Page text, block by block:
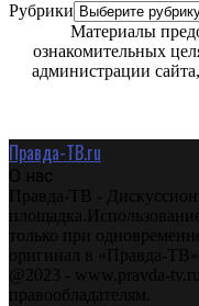
Рубрики
Материалы
ознакомительных
администрации
Правда-ТВ.ru
О нас
Правда-ТВ -
только при
оригинал в «Правда-ТВ»
@2023 - www.pravda-
правообладателям.